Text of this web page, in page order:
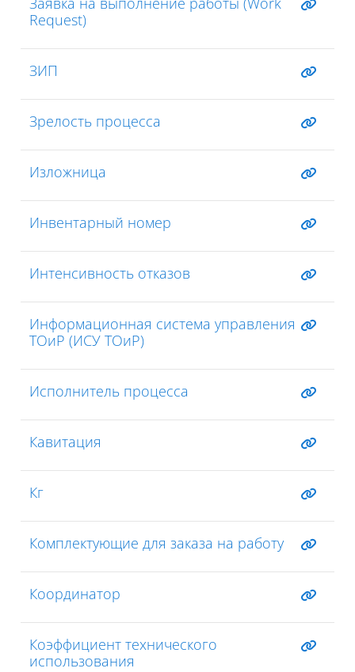
Request)
ЗИП
Зрелость процесса
Изложница
Инвентарный номер
Интенсивность отказов
Информационная система управления
ТОиР (ИСУ ТОиР)
Исполнитель процесса
Кавитация
Кг
Комплектующие для заказа на работу
Координатор
Коэффициент технического
использования